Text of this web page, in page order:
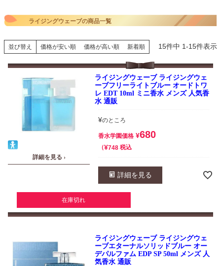
ライジングウェーブの商品一覧
並び替え 価格が安い順 価格が高い順 新着順 15件中 1-15件表示
詳細を見る ›
ライジングウェーブ ライジングウェ
ーブフリーライトブルー オードトワ
レ EDT 10ml ミニ香水 メンズ 人気香
水 通販
¥のところ
香水学園価格 ¥680
¥748 税込
詳細を見る
在庫切れ
ライジングウェーブ ライジングウェ
ーブエターナルソリッドブルー オー
デパルファム EDP SP 50ml メンズ 人
気香水 通販